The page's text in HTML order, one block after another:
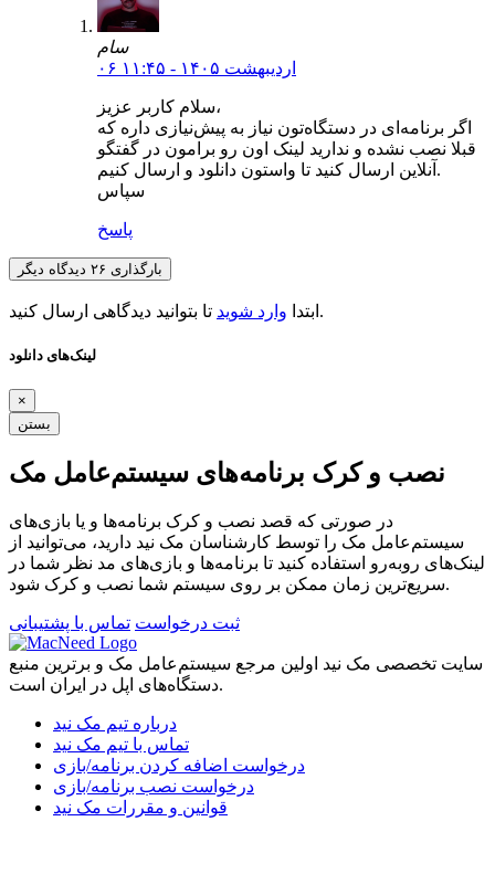
سام
۰۶ اردیبهشت ۱۴۰۵ - ۱۱:۴۵
سلام کاربر عزیز،
اگر برنامه‌ای در دستگاه‌تون نیاز به پیش‌نیازی داره که
قبلا نصب نشده و ندارید لینک اون رو برامون در گفتگو
آنلاین ارسال کنید تا واستون دانلود و ارسال کنیم.
سپاس
پاسخ
بارگذاری ۲۶ دیدگاه دیگر
ابتدا وارد شوید تا بتوانید دیدگاهی ارسال کنید.
لینک‌های دانلود
×
بستن
نصب و کرک برنامه‌های سیستم‌عامل مک
در صورتی که قصد نصب و کرک برنامه‌ها و یا بازی‌های
سیستم‌عامل مک را توسط کارشناسان مک نید دارید، می‌توانید از
لینک‌های رو‌به‌رو استفاده کنید تا برنامه‌ها و بازی‌های مد نظر شما در
سریع‌ترین زمان ممکن بر روی سیستم شما نصب و کرک شود.
ثبت درخواست تماس با پشتیبانی
سایت تخصصی مک نید اولین مرجع سیستم‌عامل مک و برترین منبع
دستگاه‌های اپل در ایران است.
درباره تیم مک نید
تماس با تیم مک نید
درخواست اضافه کردن برنامه/بازی
درخواست نصب برنامه/بازی
قوانین و مقررات مک نید